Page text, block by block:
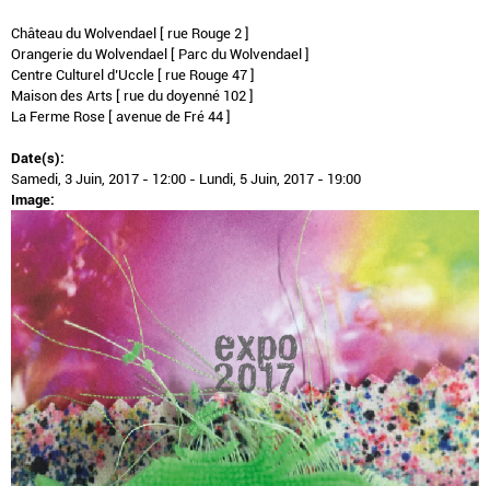
Château du Wolvendael [ rue Rouge 2 ]
Orangerie du Wolvendael [ Parc du Wolvendael ]
Centre Culturel d’Uccle [ rue Rouge 47 ]
Maison des Arts [ rue du doyenné 102 ]
La Ferme Rose [ avenue de Fré 44 ]
Date(s):
Samedi, 3 Juin, 2017 - 12:00 - Lundi, 5 Juin, 2017 - 19:00
Image: